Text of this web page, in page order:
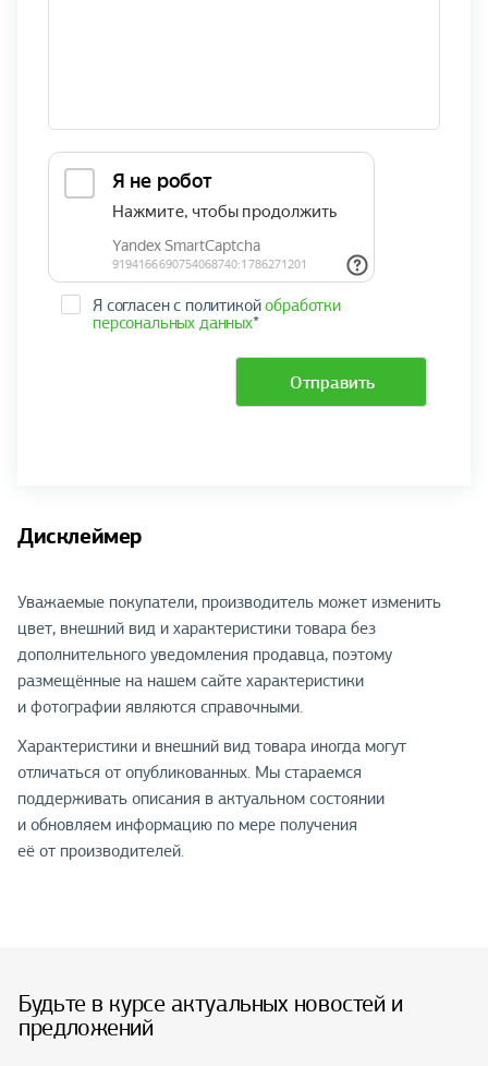
Я согласен с политикойобработки
персональных данных*
Отправить
Дисклеймер
Уважаемые покупатели, производитель может изменить
цвет, внешний вид и характеристики товара без
дополнительного уведомления продавца, поэтому
размещённые на нашем сайте характеристики
и фотографии являются справочными.
Характеристики и внешний вид товара иногда могут
отличаться от опубликованных. Мы стараемся
поддерживать описания в актуальном состоянии
и обновляем информацию по мере получения
её от производителей.
Будьте в курсе актуальных новостей и
предложений